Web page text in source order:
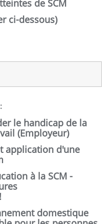
de SCM
ci-dessous)
le handicap de la
(Employeur)
application d'une
à la SCM -
domestique